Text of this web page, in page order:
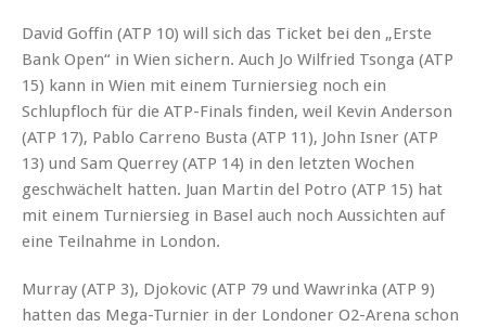
David Goffin (ATP 10) will sich das Ticket bei den „Erste
Bank Open“ in Wien sichern. Auch Jo Wilfried Tsonga (ATP
15) kann in Wien mit einem Turniersieg noch ein
Schlupfloch für die ATP-Finals finden, weil Kevin Anderson
(ATP 17), Pablo Carreno Busta (ATP 11), John Isner (ATP
13) und Sam Querrey (ATP 14) in den letzten Wochen
geschwächelt hatten. Juan Martin del Potro (ATP 15) hat
mit einem Turniersieg in Basel auch noch Aussichten auf
eine Teilnahme in London.
Murray (ATP 3), Djokovic (ATP 79 und Wawrinka (ATP 9)
hatten das Mega-Turnier in der Londoner O2-Arena schon